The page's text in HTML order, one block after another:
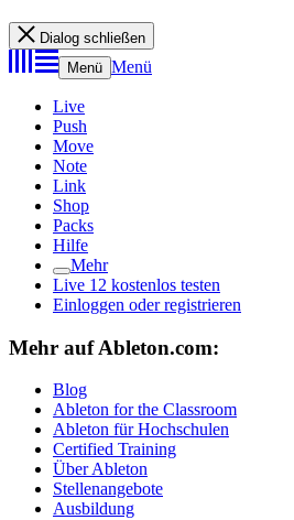
Dialog schließen
Menü Menü
Live
Push
Move
Note
Link
Shop
Packs
Hilfe
Mehr
Live 12 kostenlos testen
Einloggen oder registrieren
Mehr auf Ableton.com:
Blog
Ableton for the Classroom
Ableton für Hochschulen
Certified Training
Über Ableton
Stellenangebote
Ausbildung